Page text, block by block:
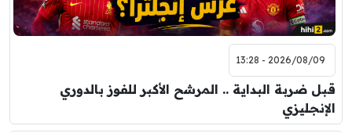
2026/08/09 - 13:28
قبل ضربة البداية .. المرشح الأكبر للفوز بالدوري
الإنجليزي